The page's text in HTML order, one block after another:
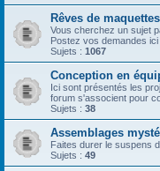
Rêves de maquettes
Vous cherchez un sujet
Postez vos demandes ici
Sujets : 1067
Conception en
Ici sont présentés les
forum s'associent pour
Sujets : 38
Assemblages
Faites durer le suspens
Sujets : 49